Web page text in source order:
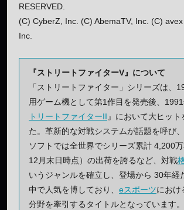
RESERVED.
(C) CyberZ, Inc. (C) AbemaTV, Inc. (C)
Inc.
『ストリートファイターV』について
「ストリートファイター」シリーズは、
用ゲーム機として第1作目を発売後、
トリートファイターII 』において大ヒット
た。革新的な対戦システムが話題を呼び
ソフトでは全世界でシリーズ累計 4,200
12月末日時点）の出荷を誇るなど、対戦
いうジャンルを確立し、登場から 30年経
中で人気を博しており、 eスポーツにおけ
分野を牽引するタイトルとなっています